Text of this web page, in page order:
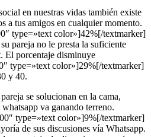
en nuestras vidas también existe
a tus amigos en cualquier momento.
type=»text color»]42%[/textmarker]
pareja no le presta la suficiente
El porcentaje disminuye
type=»text color»]29%[/textmarker]
y 40.
se solucionan en la cama,
va ganando terreno.
type=»text color»]9%[/textmarker]
de sus discusiones vía Whatsapp.